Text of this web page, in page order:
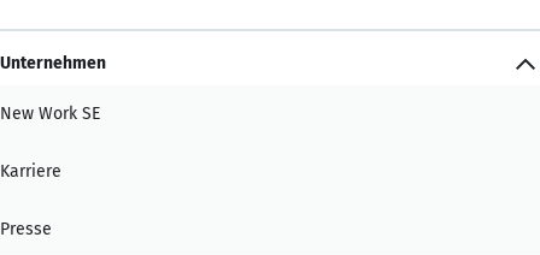
Unternehmen
New Work SE
Karriere
Presse